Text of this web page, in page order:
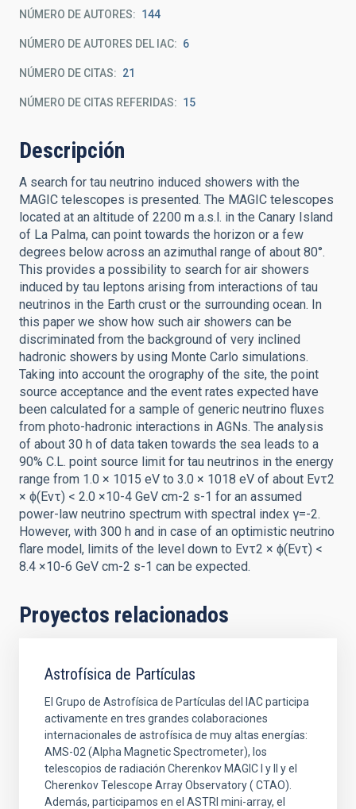
NÚMERO DE AUTORES 144
NÚMERO DE AUTORES DEL IAC 6
NÚMERO DE CITAS 21
NÚMERO DE CITAS REFERIDAS 15
Descripción
A search for tau neutrino induced showers with the
MAGIC telescopes is presented. The MAGIC telescopes
located at an altitude of 2200 m a.s.l. in the Canary Island
of La Palma, can point towards the horizon or a few
degrees below across an azimuthal range of about 80°.
This provides a possibility to search for air showers
induced by tau leptons arising from interactions of tau
neutrinos in the Earth crust or the surrounding ocean. In
this paper we show how such air showers can be
discriminated from the background of very inclined
hadronic showers by using Monte Carlo simulations.
Taking into account the orography of the site, the point
source acceptance and the event rates expected have
been calculated for a sample of generic neutrino fluxes
from photo-hadronic interactions in AGNs. The analysis
of about 30 h of data taken towards the sea leads to a
90% C.L. point source limit for tau neutrinos in the energy
range from 1.0 × 1015 eV to 3.0 × 1018 eV of about Eντ2
× ϕ(Eντ) < 2.0 ×10-4 GeV cm-2 s-1 for an assumed
power-law neutrino spectrum with spectral index γ=-2.
However, with 300 h and in case of an optimistic neutrino
flare model, limits of the level down to Eντ2 × ϕ(Eντ) <
8.4 ×10-6 GeV cm-2 s-1 can be expected.
Proyectos relacionados
Astrofísica de Partículas
El Grupo de Astrofísica de Partículas del IAC participa
activamente en tres grandes colaboraciones
internacionales de astrofísica de muy altas energías:
AMS-02 (Alpha Magnetic Spectrometer), los
telescopios de radiación Cherenkov MAGIC I y II y el
Cherenkov Telescope Array Observatory ( CTAO).
Además, participamos en el ASTRI mini-array, el